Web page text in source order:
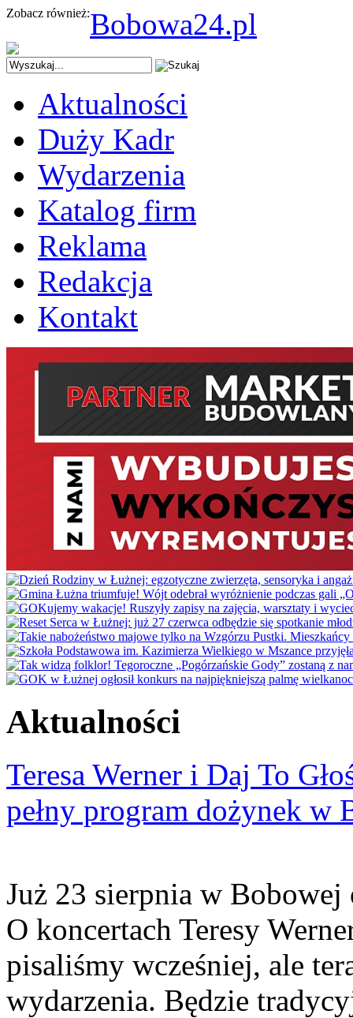
Zobacz również:Bobowa24.pl
Aktualności
Duży Kadr
Wydarzenia
Katalog firm
Reklama
Redakcja
Kontakt
Aktualności
Teresa Werner i Daj To
pełny program dożynek w
Już 23 sierpnia w
O koncertach Teresy
pisaliśmy wcześniej, ale
wydarzenia. Będzie